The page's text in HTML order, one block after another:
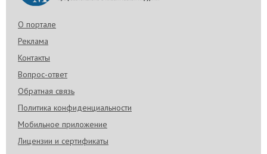
О портале
Реклама
Контакты
Вопрос-ответ
Обратная связь
Политика конфиденциальности
Мобильное приложение
Лицензии и сертификаты